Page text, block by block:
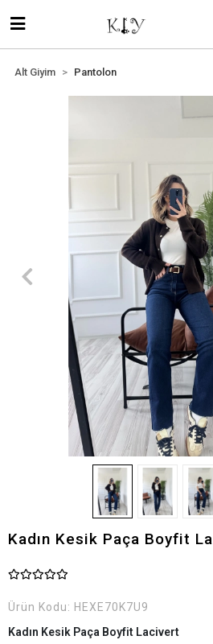
Alt Giyim Pantolon
Kadın Kesik Paça Boyfit
Ürün Kodu: HEXE70K7U9
Kadın Kesik Paça Boyfit Lacivert